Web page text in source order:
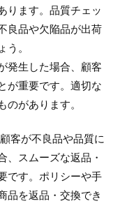
ります。品質チェッ
良品や欠陥品が出荷
う。
発生した場合、顧客
が重要です。適切な
のがあります。
客が不良品や品質に
、スムーズな返品・
です。ポリシーや手
品を返品・交換でき